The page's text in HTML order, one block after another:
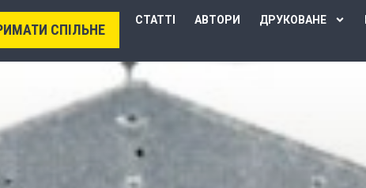
СПІЛЬНЕ
СТАТТІ АВТОРИ ДРУКОВАНЕ